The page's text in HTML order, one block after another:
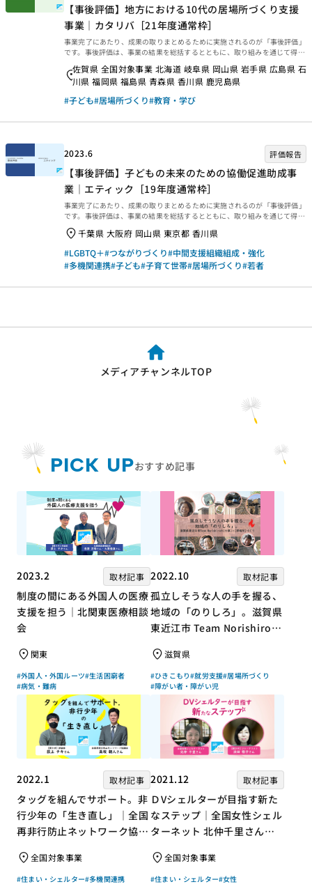
【事後評価】地方における10代の居場所づくり支援
事業｜カタリバ［21年度通常枠］
事業完了にあたり、成果の取りまとめるために実施されるのが「事後評価」
です。事後評価は、事業の結果を総括するとともに、取り組みを通じて得ら
ます。今回は、2025年3月末に事業完了した2021年度通常枠【地方におけ
る10代の居場所づくり支援事業｜カタリバ［21年度通常枠］】の事後評価
以下のページからご覧ください。 事後評価報告 事後評価報告書は、以下の
情報】
佐賀県 全国対象事業 北海道 岐阜県 岡山県 岩手県 広島県 石
川県 福岡県 福島県 青森県 香川県 鹿児島県
#子ども#居場所づくり#教育・学び
2023.6 評価報告
【事後評価】子どもの未来のための協働促進助成事
業｜エティック［19年度通常枠］
事業完了にあたり、成果の取りまとめるために実施されるのが「事後評価」
です。事後評価は、事業の結果を総括するとともに、取り組みを通じて得ら
れた学びを今後に生かせるよう、提言や知見・教訓を整理するために行われ
ます。今回は、2022年3月末に事業完了した2019年度通常枠【子どもの未
来のための協働促進助成事業｜エティック】の事後評価報告書をご紹介しま
す。ぜひご覧ください。 事業概要等 事業概要などは、以下のページからご
覧ください。 事後評価報告 事後評価報告書は、以下の外部リンクからご覧
千葉県 大阪府 岡山県 東京都 香川県
#LGBTQ＋#つながりづくり#中間支援組織組成・強化
#多機関連携#子ども#子育て世帯#居場所づくり#若者
メディアチャンネルTOP
PICK UPおすすめ記事
2023.2 取材記事
制度の間にある外国人の医療
支援を担う｜北関東医療相談
会
関東
#外国人・外国ルーツ#生活困窮者
#病気・難病
2022.10 取材記事
孤立しそうな人の手を握る、
地域の「のりしろ」。滋賀県
東近江市 Team Norishiroの
滋賀県
#ひきこもり#就労支援#居場所づくり
#障がい者・障がい児
2022.1 取材記事
タッグを組んでサポート。非
行少年の「生き直し」｜全国
再非行防止ネットワーク協議
上チキさん【聞き手】
全国対象事業
#住まい・シェルター#多機関連携
2021.12 取材記事
ＤVシェルターが目指す新た
なステップ｜全国女性シェル
ターネット 北仲千里さん×
ん【聞き手】
全国対象事業
#住まい・シェルター#女性